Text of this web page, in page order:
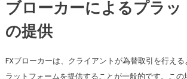
ブローカーによるプラッ
の提供
FXブローカーは、クライアントが為替取引を行え
ラットフォームを提供することが一般的です。この